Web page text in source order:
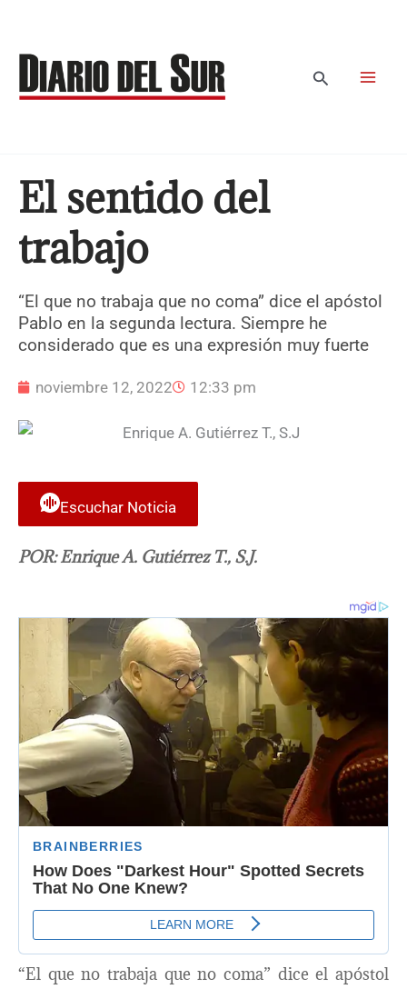
contenido
Buscar
El sentido del
trabajo
“El que no trabaja que no coma” dice el apóstol
Pablo en la segunda lectura. Siempre he
considerado que es una expresión muy fuerte
noviembre 12, 2022 12:33 pm
Escuchar Noticia
POR: Enrique A. Gutiérrez T., S.J.
“El que no trabaja que no coma” dice el apóstol